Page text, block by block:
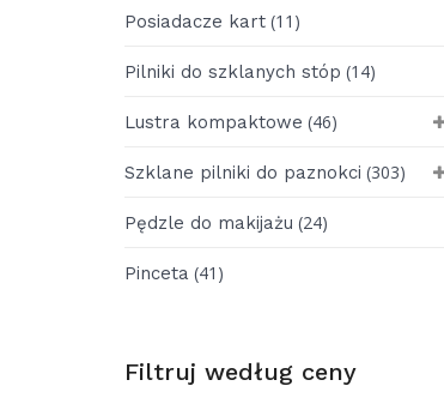
Posiadacze kart (11)
Pilniki do szklanych stóp (14)
Lustra kompaktowe (46)
Szklane pilniki do paznokci (303)
Pędzle do makijażu (24)
Pinceta (41)
Filtruj według ceny